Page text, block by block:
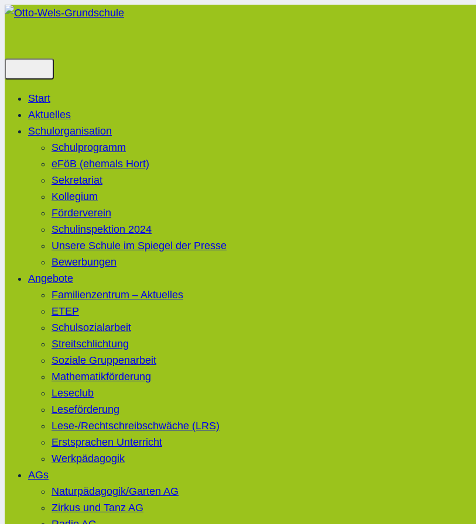
Zum
Start
Aktuelles
Schulorganisation
Schulprogramm
eFöB (ehemals Hort)
Sekretariat
Kollegium
Förderverein
Schulinspektion 2024
Unsere Schule im Spiegel der Presse
Bewerbungen
Angebote
Familienzentrum – Aktuelles
ETEP
Schulsozialarbeit
Streitschlichtung
Soziale Gruppenarbeit
Mathematikförderung
Leseclub
Leseförderung
Lese-/Rechtschreibschwäche (LRS)
Erstsprachen Unterricht
Werkpädagogik
AGs
Naturpädagogik/Garten AG
Zirkus und Tanz AG